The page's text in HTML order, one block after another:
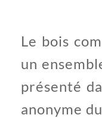
Le bois
un
présenté
anonyme